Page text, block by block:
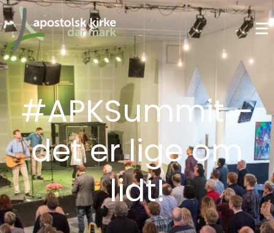
#APKSummit –
det er lige om
lidt!